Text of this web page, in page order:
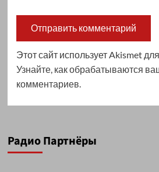
Alternative:
Этот сайт использует Akismet
Узнайте, как обрабатываются
комментариев
Радио Партнёры